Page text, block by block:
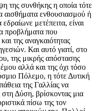
της συνθήκης η οποία τότε
αισθήματα ενθουσιασμού ή
μετέπειτα, είναι
προβλήματα που
της αναγκαιότητας
Και αυτό γιατί, στο
της μικρής απόστασης
αλλά και της όχι τόσο
Πόλεμο, η τότε Δυτική
της Γαλλίας να
Δύση, βρίσκοντας μια
πίσω της τον